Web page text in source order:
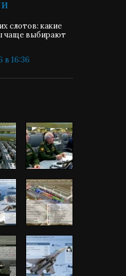
слотов: какие
чаще выбирают
в 16:36